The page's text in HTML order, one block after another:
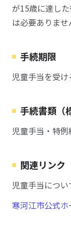
が15歳に達し
は必要ありませ
手続期限
児童手当を受
手続書類（
児童手当・特
関連リンク
児童手当につ
寒河江市公式ホ